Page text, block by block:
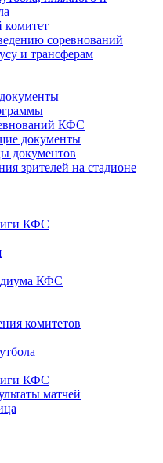
соревнований
и трансферам
КФС
документы
документов
зрителей на стадионе
КФС
КФС
комитетов
КФС
матчей